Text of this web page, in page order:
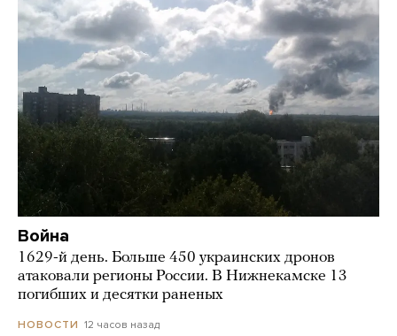
Война
1629-й день. Больше 450 украинских дронов
атаковали регионы России. В Нижнекамске 13
погибших и десятки раненых
НОВОСТИ 12 часов назад